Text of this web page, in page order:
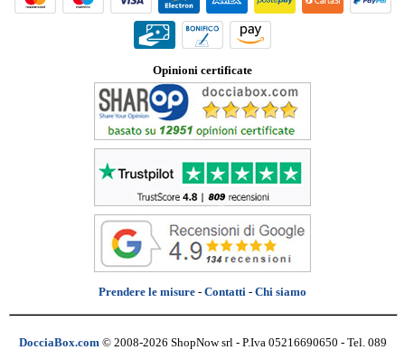
Opinioni certificate
Prendere le misure - Contatti - Chi siamo
DocciaBox.com © 2008-2026 ShopNow srl - P.Iva 05216690650 - Tel. 089